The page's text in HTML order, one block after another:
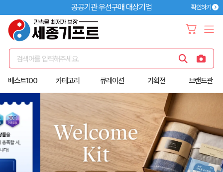
공공기관 우선구매 대상기업 확인하기
검색어를 입력해주세요.
베스트100 카테고리 큐레이션 기획전 브랜드관